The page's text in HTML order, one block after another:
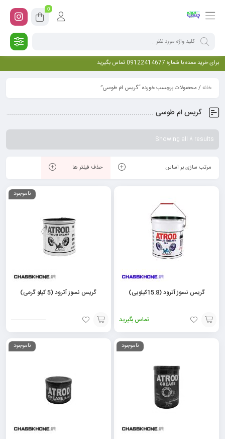
0
برای خرید عمده با شماره 09122414677 تماس بگیرید
خانه/ محصولات برچسب خورده “گریس ام طوسی”
گریس ام طوسی
Showing all 8 results
مرتب سازی بر اساس حذف فیلتر ها
گریس نسوز آترود (15.8کیلویی)
تماس بگیرید
افزودن
ناموجود
گریس نسوز آترود (5 کیلو گرمی)
افزودن
ناموجود ناموجود